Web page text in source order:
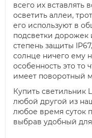
всего их вставлять
осветить аллеи,
его используют в
подсветки дорожек
степень защиты
солнце ничего ему
особенность это то
имеет поворотный
Купить светильник
любой другой из
любое время суток
выбрав удобный